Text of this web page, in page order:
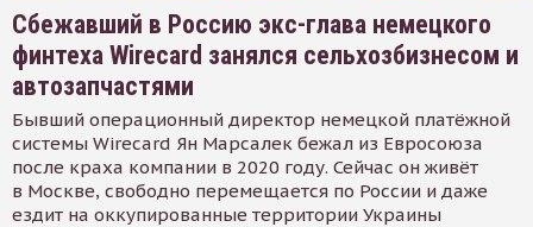
Сбежавший в Россию экс-глава немецкого
финтеха Wirecard занялся сельхозбизнесом и
автозапчастями
Бывший операционный директор немецкой платёжной
системы Wirecard Ян Марсалек бежал из Евросоюза
после краха компании в 2020 году. Сейчас он живёт
в Москве, свободно перемещается по России и даже
ездит на оккупированные территории Украины